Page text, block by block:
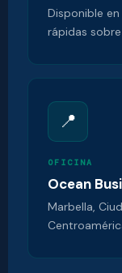
Disponible
rápidas
📍
OFICINA
Ocean
Marbella,